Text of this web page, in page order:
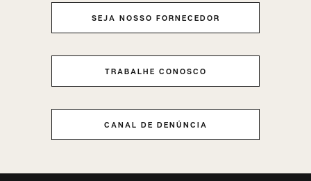
SEJA NOSSO FORNECEDOR
TRABALHE CONOSCO
CANAL DE DENÚNCIA